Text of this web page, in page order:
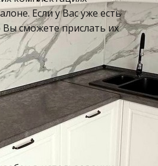
Если у Вас уже есть
Вы сможете прислать их